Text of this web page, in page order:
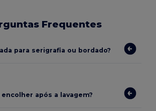
Frequentes
para serigrafia ou bordado?
encolher após a lavagem?